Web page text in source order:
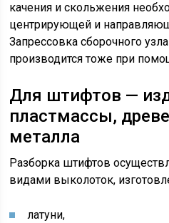
качения и скольжения
центрирующей и
Запрессовка сборочного
производится тоже при
Для штифтов —
пластмассы,
металла
Разборка штифтов
видами выколоток,
латуни,